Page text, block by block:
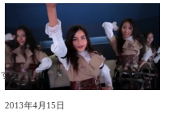
すごい動画
2013年4月15日